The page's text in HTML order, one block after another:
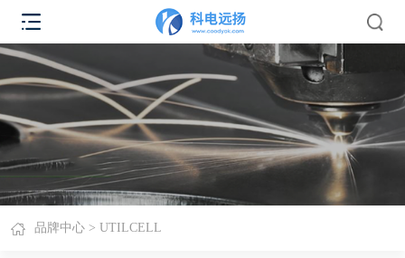
品牌中心> UTILCELL